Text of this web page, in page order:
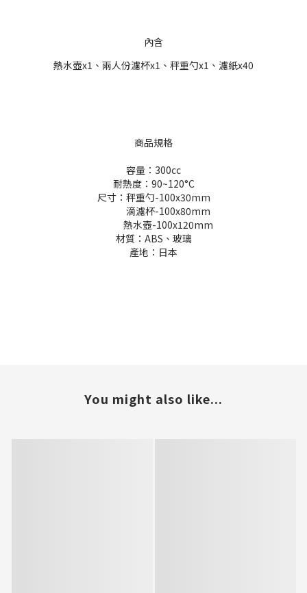
內含
熱水壺x1、 兩人份濾杯x1、秤重勺x1、濾紙x40
商品規格
容量：300cc
耐熱度：90~120°C
尺寸：秤重勺-100x30mm
滴濾杯-100x80mm
熱水壺-100x120mm
材質：ABS、玻璃
產地：日本
You might also like...